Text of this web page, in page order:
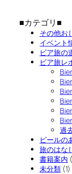
■カテゴリ■
その他お
イベント
ビア旅の
ビア旅レ
過
ビールの
旅のはな
書籍案内
未分類(1)